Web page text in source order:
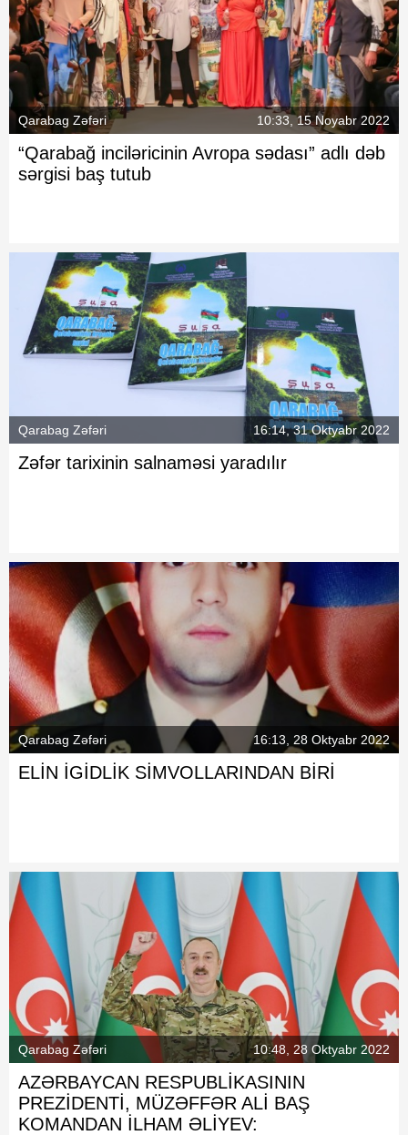
Qarabag Zəfəri 10:33, 15 Noyabr 2022
“Qarabağ inciləricinin Avropa sədası” adlı dəb
sərgisi baş tutub
Qarabag Zəfəri 16:14, 31 Oktyabr 2022
Zəfər tarixinin salnaməsi yaradılır
Qarabag Zəfəri 16:13, 28 Oktyabr 2022
ELİN İGİDLİK SİMVOLLARINDAN BİRİ
Qarabag Zəfəri 10:48, 28 Oktyabr 2022
AZƏRBAYCAN RESPUBLİKASININ
PREZİDENTİ, MÜZƏFFƏR ALİ BAŞ
KOMANDAN İLHAM ƏLİYEV: